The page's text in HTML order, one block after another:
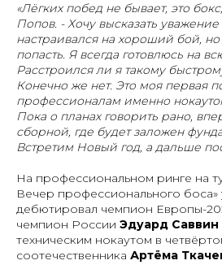
«Лёгких побед не бывает, это
Попов. - Хочу высказать
настраивался на хороший бой,
попасть. Я всегда готовлюсь на
Расстроился ли я такому
Конечно же нет. Это моя первая
профессионалам именно
Пока о планах говорить рано,
сборной, где будет заложен
Встретим Новый год, а дальше
На профессиональном ринге на
Вечер профессионального
дебютировал чемпион Европы-
чемпион России Эдуард Саввин
техническим нокаутом в
соотечественника Артёма